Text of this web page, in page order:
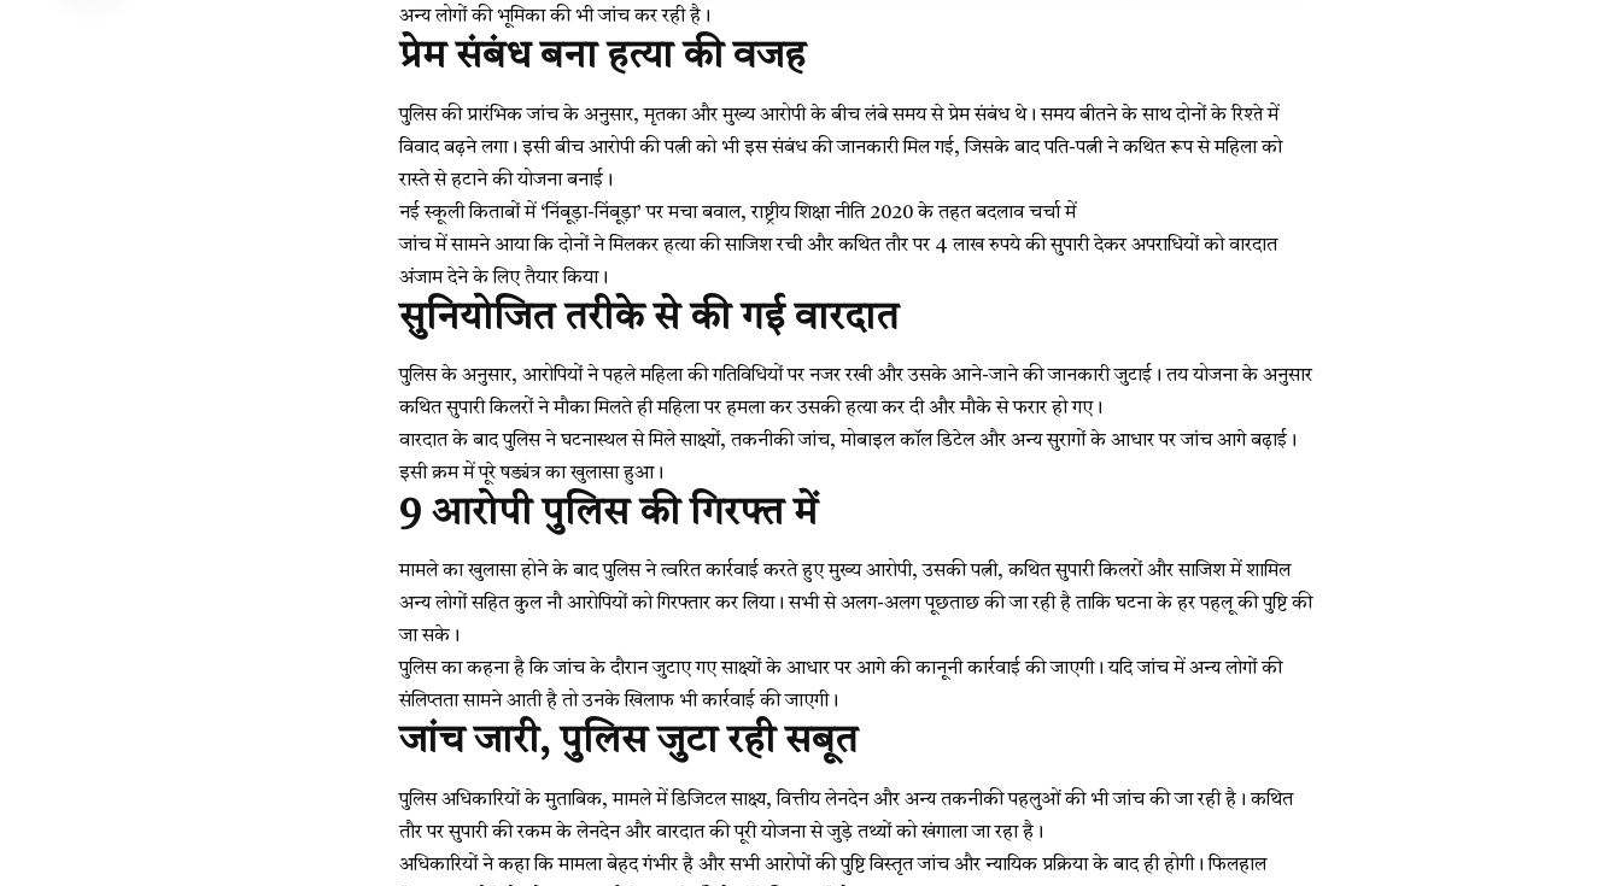
अन्य लोगों की भूमिका की भी जांच कर रही है।
प्रेम संबंध बना हत्या की वजह
पुलिस की प्रारंभिक जांच के अनुसार, मृतका और मुख्य आरोपी के बीच लंबे समय से प्रेम संबंध थे। समय बीतने के साथ दोनों के रिश्ते में
विवाद बढ़ने लगा। इसी बीच आरोपी की पत्नी को भी इस संबंध की जानकारी मिल गई, जिसके बाद पति-पत्नी ने कथित रूप से महिला को
रास्ते से हटाने की योजना बनाई।
नई स्कूली किताबों में ‘निंबूड़ा-निंबूड़ा’ पर मचा बवाल, राष्ट्रीय शिक्षा नीति 2020 के तहत बदलाव चर्चा में
जांच में सामने आया कि दोनों ने मिलकर हत्या की साजिश रची और कथित तौर पर 4 लाख रुपये की सुपारी देकर अपराधियों को वारदात
अंजाम देने के लिए तैयार किया।
सुनियोजित तरीके से की गई वारदात
पुलिस के अनुसार, आरोपियों ने पहले महिला की गतिविधियों पर नजर रखी और उसके आने-जाने की जानकारी जुटाई। तय योजना के अनुसार
कथित सुपारी किलरों ने मौका मिलते ही महिला पर हमला कर उसकी हत्या कर दी और मौके से फरार हो गए।
वारदात के बाद पुलिस ने घटनास्थल से मिले साक्ष्यों, तकनीकी जांच, मोबाइल कॉल डिटेल और अन्य सुरागों के आधार पर जांच आगे बढ़ाई।
इसी क्रम में पूरे षड्यंत्र का खुलासा हुआ।
9 आरोपी पुलिस की गिरफ्त में
मामले का खुलासा होने के बाद पुलिस ने त्वरित कार्रवाई करते हुए मुख्य आरोपी, उसकी पत्नी, कथित सुपारी किलरों और साजिश में शामिल
अन्य लोगों सहित कुल नौ आरोपियों को गिरफ्तार कर लिया। सभी से अलग-अलग पूछताछ की जा रही है ताकि घटना के हर पहलू की पुष्टि की
जा सके।
पुलिस का कहना है कि जांच के दौरान जुटाए गए साक्ष्यों के आधार पर आगे की कानूनी कार्रवाई की जाएगी। यदि जांच में अन्य लोगों की
संलिप्तता सामने आती है तो उनके खिलाफ भी कार्रवाई की जाएगी।
जांच जारी, पुलिस जुटा रही सबूत
पुलिस अधिकारियों के मुताबिक, मामले में डिजिटल साक्ष्य, वित्तीय लेनदेन और अन्य तकनीकी पहलुओं की भी जांच की जा रही है। कथित
तौर पर सुपारी की रकम के लेनदेन और वारदात की पूरी योजना से जुड़े तथ्यों को खंगाला जा रहा है।
अधिकारियों ने कहा कि मामला बेहद गंभीर है और सभी आरोपों की पुष्टि विस्तृत जांच और न्यायिक प्रक्रिया के बाद ही होगी। फिलहाल